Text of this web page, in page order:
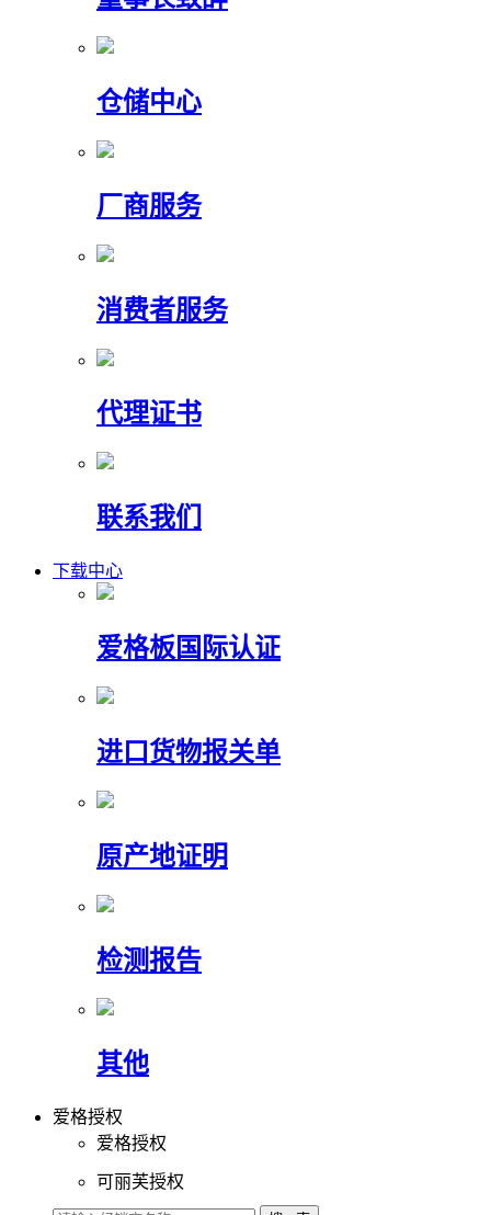
仓储中心
厂商服务
消费者服务
代理证书
联系我们
下载中心
爱格板国际认证
进口货物报关单
原产地证明
检测报告
其他
爱格授权
爱格授权
可丽芙授权